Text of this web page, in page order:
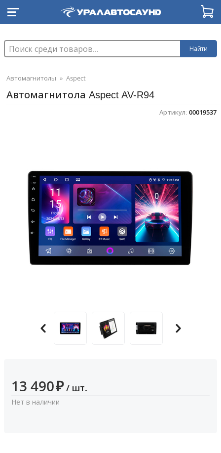
Найти
Автомагнитолы » Aspect
Автомагнитола Aspect AV-R94
Артикул: 00019537
13 490₽ / шт.
Нет в наличии